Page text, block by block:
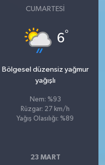
CUMARTESI
6°
Bölgesel düzensiz yağmur
yağışlı
Nem: %93
Rüzgar: 27 km/h
Yağış Olasılığı: %89
23 MART